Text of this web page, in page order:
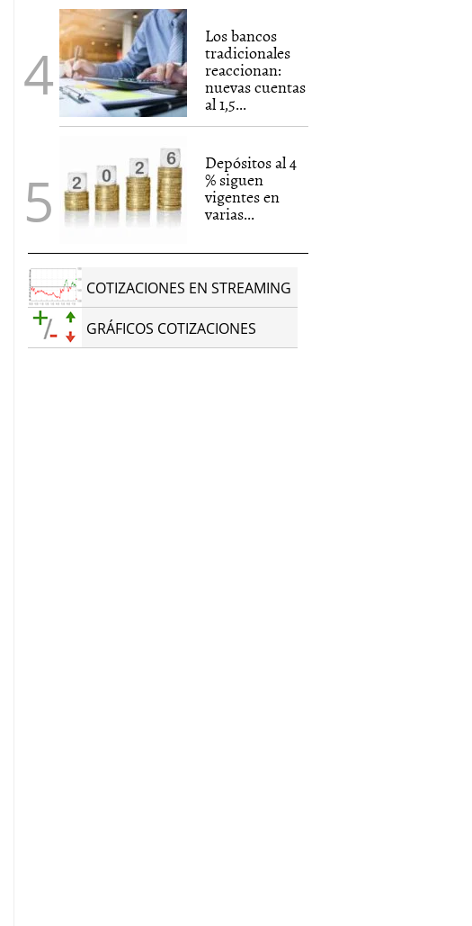
Los bancos
tradicionales
reaccionan:
nuevas cuentas
al 1,5...
Depósitos al 4
% siguen
vigentes en
varias...
COTIZACIONES EN STREAMING
GRÁFICOS COTIZACIONES